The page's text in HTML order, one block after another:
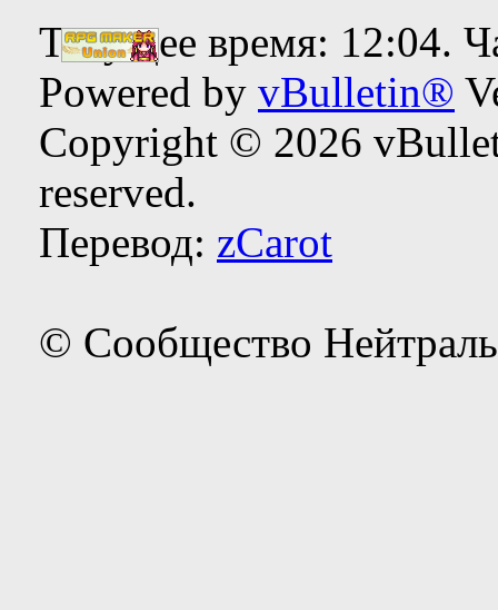
Текущее время: 12:04.
Powered by vBulletin®
Copyright © 2026
reserved.
Перевод: zCarot
© Сообщество